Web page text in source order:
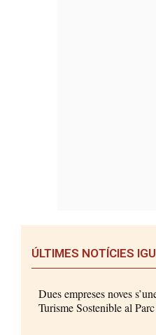
ÚLTIMES NOTÍCIES
Dues empreses noves
Turisme Sostenible al